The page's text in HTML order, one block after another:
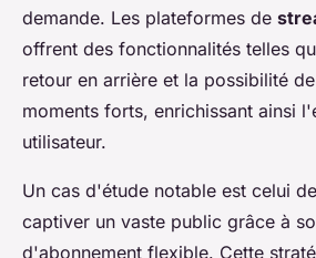
demande. Les plateformes de
offrent des fonctionnalités telles
retour en arrière et la possibilité
moments forts, enrichissant ainsi
utilisateur.
Un cas d'étude notable est celui
captiver un vaste public grâce à
d'abonnement flexible. Cette